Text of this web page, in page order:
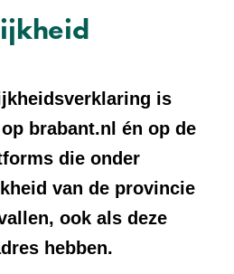
is
brabant.nl én op de
die onder
van de provincie
ook als deze
hebben.